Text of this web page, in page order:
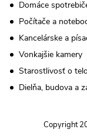
Domáce
Počítače a
Kancelárske a
Vonkajšie kamery
Starostlivosť o
Dielňa, budova a
Copyright